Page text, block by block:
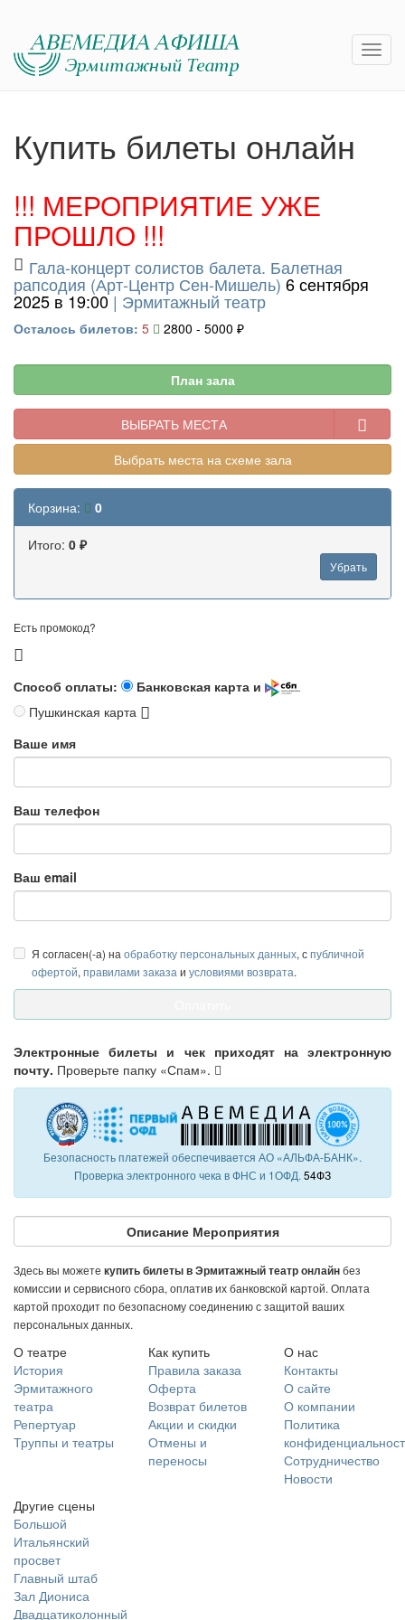
Купить билеты онлайн
!!! МЕРОПРИЯТИЕ УЖЕ
ПРОШЛО !!!
Гала-концерт солистов балета. Балетная
рапсодия (Арт-Центр Сен-Мишель) 6 сентября
2025 в 19:00 | Эрмитажный театр
Осталось билетов: 5 2800 - 5000 ₽
План зала
ВЫБРАТЬ МЕСТА
Выбрать места на схеме зала
Корзина: 0
Итого: 0 ₽
Убрать
Есть промокод?
Способ оплаты:
Банковская карта и
Пушкинская карта
Ваше имя
Ваш телефон
Ваш email
Я согласен(-а) на обработку персональных данных, спубличной
офертой, правилами заказа и условиями возврата.
Электронные билеты и чек приходят на электронную
почту. Проверьте папку «Спам».
Безопасность платежей обеспечивается АО «АЛЬФА-БАНК».
Проверка электронного чека в ФНС и 1ОФД. 54ФЗ
Описание Мероприятия
Здесь вы можете купить билеты в Эрмитажный театр онлайнбез
комиссии и сервисного сбора, оплатив их банковской картой. Оплата
картой проходит по безопасному соединению с защитой ваших
персональных данных.
О театре
История
Эрмитажного
театра
Репертуар
Труппы и театры
Как купить
Правила заказа
Оферта
Возврат билетов
Акции и скидки
Отмены и
переносы
О нас
Контакты
О сайте
О компании
Политика
Сотрудничество
Новости
Другие сцены
Большой
Итальянский
просвет
Главный штаб
Зал Диониса
Двадцатиколонный